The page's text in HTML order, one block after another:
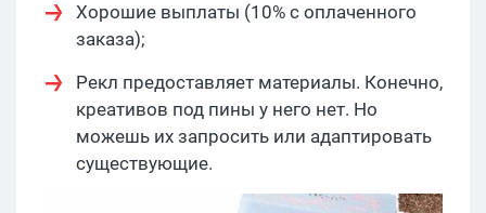
Хорошие выплаты (10% с оплаченного
заказа);
Рекл предоставляет материалы. Конечно,
креативов под пины у него нет. Но
можешь их запросить или адаптировать
существующие.